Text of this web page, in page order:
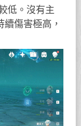
低。沒有主
傷害極高，